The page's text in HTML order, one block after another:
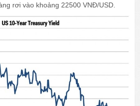
rơi vào khoảng 22500 VNĐ/USD.